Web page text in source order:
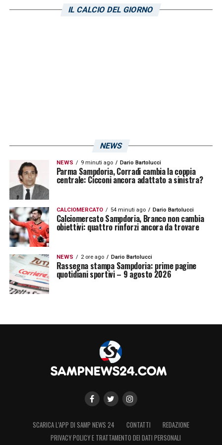
IL CALCIO DEL GIORNO
NEWS
NEWS 9 minuti ago Dario Bartolucci
Parma Sampdoria, Corradi cambia la coppia
centrale: Cicconi ancora adattato a sinistra?
CALCIOMERCATO 54 minuti ago Dario Bartolucci
Calciomercato Sampdoria, Branco non cambia
obiettivi: quattro rinforzi ancora da trovare
NEWS 2 ore ago Dario Bartolucci
Rassegna stampa Sampdoria: prime pagine
quotidiani sportivi – 9 agosto 2026
SCARICA L’APP DI SAMP NEWS 24 CONTATTI
REDAZIONE
PRIVACY POLICY E TRATTAMENTO DEI DATI PERSONALI